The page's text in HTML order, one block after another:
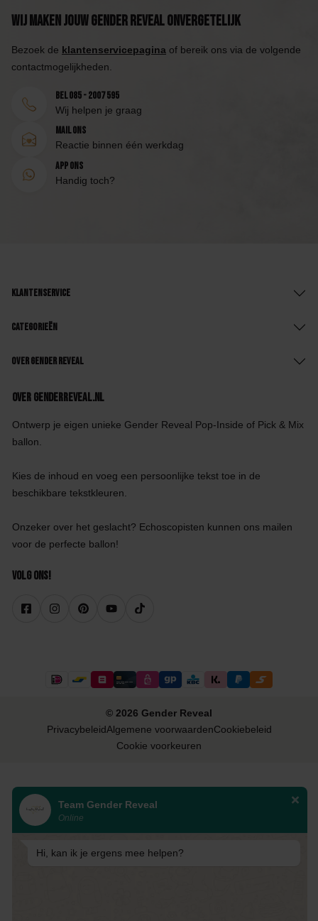
Wij maken jouw Gender Reveal onvergetelijk
Bezoek de klantenservicepagina of bereik ons via de volgende
contactmogelijkheden.
Bel 085 - 2007 595
Wij helpen je graag
Mail ons
Reactie binnen één werkdag
App ons
Handig toch?
Klantenservice
Categorieën
Over Gender Reveal
Over GenderReveal.nl
Ontwerp je eigen unieke Gender Reveal Pop-Inside of Pick & Mix
ballon.
Kies de inhoud en voeg een persoonlijke tekst toe in de
beschikbare tekstkleuren.
Onzeker over het geslacht? Echoscopisten kunnen ons mailen
voor de perfecte ballon!
Volg ons!
© 2026 Gender Reveal
PrivacybeleidAlgemene voorwaardenCookiebeleid
Cookie voorkeuren
Team Gender Reveal
Online
Hi, kan ik je ergens mee helpen?